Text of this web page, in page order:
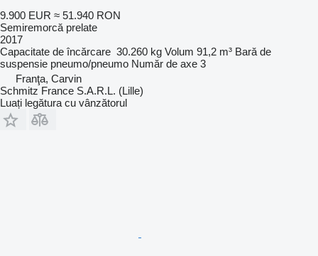
9.900 EUR ≈ 51.940 RON
Semiremorcă prelate
2017
Capacitate de încărcare 30.260 kg Volum 91,2 m³ Bară de
suspensie pneumo/pneumo Număr de axe 3
Franţa, Carvin
Schmitz France S.A.R.L. (Lille)
Luați legătura cu vânzătorul